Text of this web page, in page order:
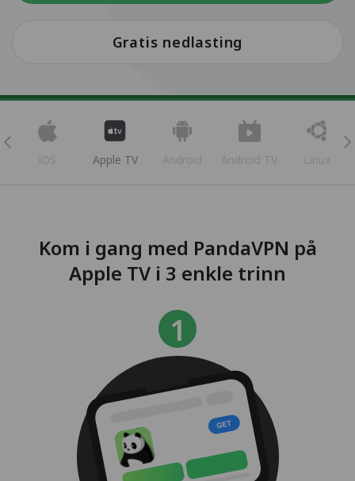
Gratis nedlasting
iOS Apple TV Android Android TV Linux
Kom i gang med PandaVPN på
Apple TV i 3 enkle trinn